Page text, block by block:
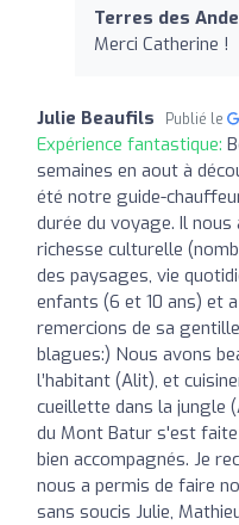
Terres des
Merci Catherine !
Julie Beaufils Publié le
Expérience fantastique:
semaines en aout à
été notre guide-
durée du voyage. Il
richesse culturelle
des paysages, vie
enfants (6 et 10 ans) et
remercions de sa
blagues:) Nous avons
l’habitant (Alit), et
cueillette dans la jungle
du Mont Batur s'est
bien accompagnés. Je
nous a permis de faire
sans soucis Julie,